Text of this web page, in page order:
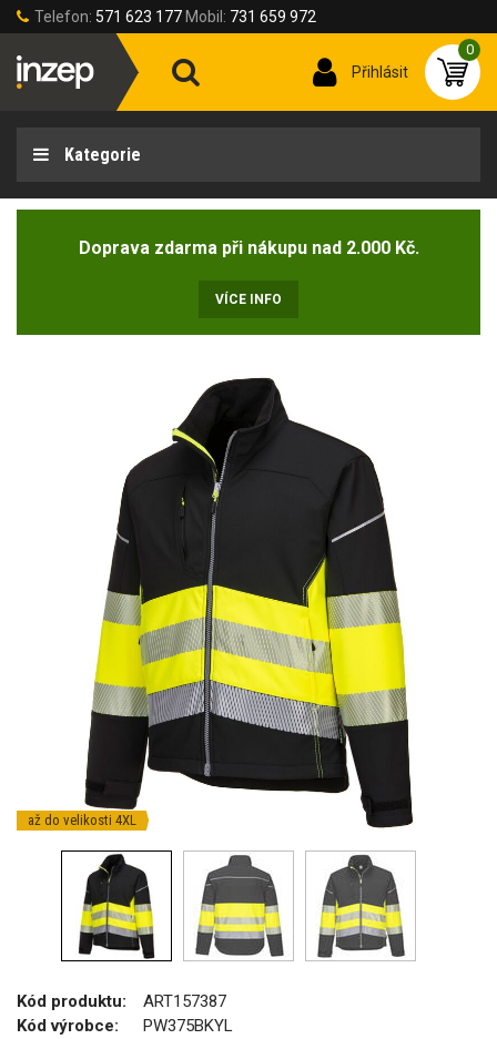
Telefon: 571 623 177 Mobil: 731 659 972
Přihlásit
0
Kategorie
Doprava zdarma při nákupu nad 2.000 Kč.
VÍCE INFO
až do velikosti 4XL
Kód produktu:
ART157387
Kód výrobce:
PW375BKYL